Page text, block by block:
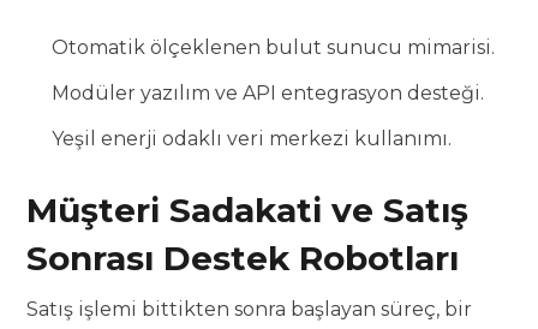
Otomatik ölçeklenen bulut sunucu mimarisi.
Modüler yazılım ve API entegrasyon desteği.
Yeşil enerji odaklı veri merkezi kullanımı.
Müşteri Sadakati ve Satış
Sonrası Destek Robotları
Satış işlemi bittikten sonra başlayan süreç, bir